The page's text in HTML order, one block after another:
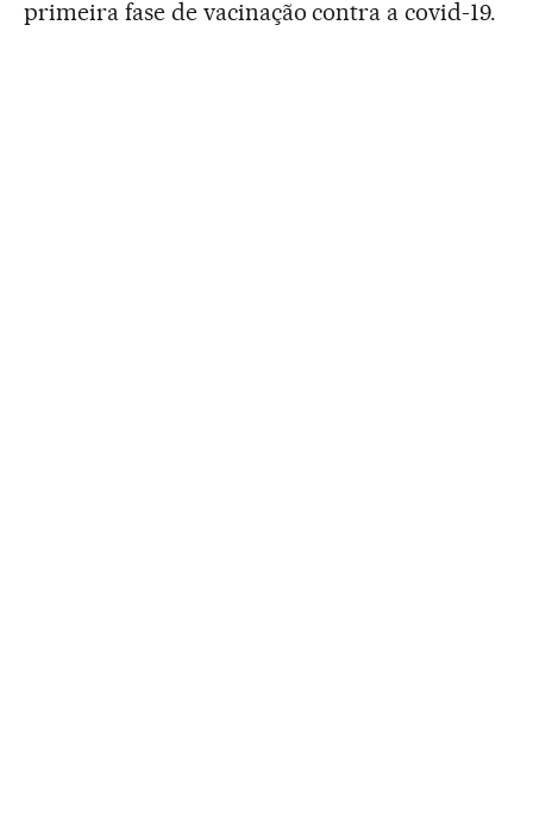
primeira fase de vacinação contra a covid-19.